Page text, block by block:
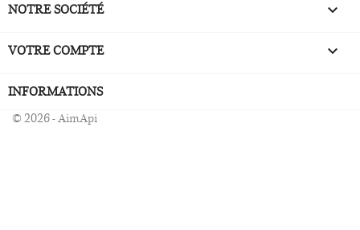
NOTRE SOCIÉTÉ 
VOTRE COMPTE 
INFORMATIONS
© 2026 - AimApi